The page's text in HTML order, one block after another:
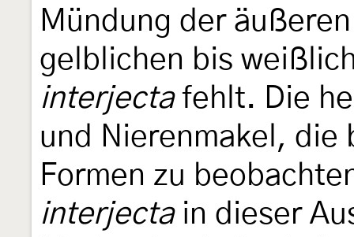
Mündung der
gelblichen bis
interjectafehlt. Die
und Nierenmakel, die
Formen zu
interjectain dieser